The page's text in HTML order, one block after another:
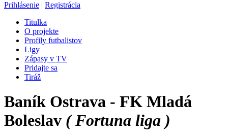
Prihlásenie | Registrácia
Titulka
O projekte
Profily futbalistov
Ligy
Zápasy v TV
Pridajte sa
Tiráž
Baník Ostrava - FK Mladá
Boleslav ( Fortuna liga )